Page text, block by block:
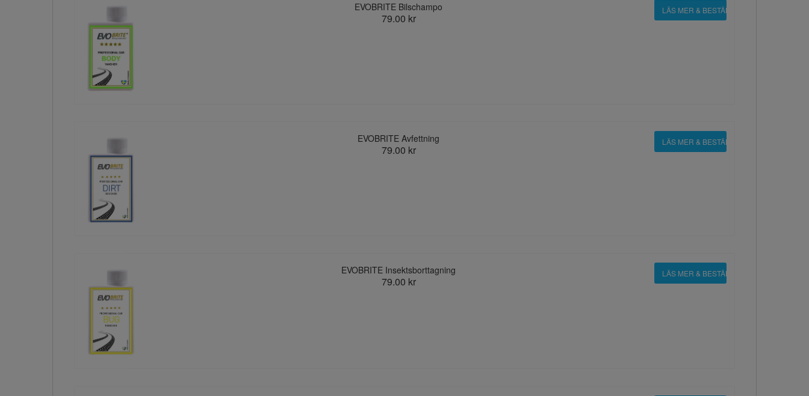
EVOBRITE Bilschampo
79.00 kr
LÄS MER & BESTÄLL
EVOBRITE Avfettning
79.00 kr
LÄS MER & BESTÄLL
EVOBRITE Insektsborttagning
79.00 kr
LÄS MER & BESTÄLL